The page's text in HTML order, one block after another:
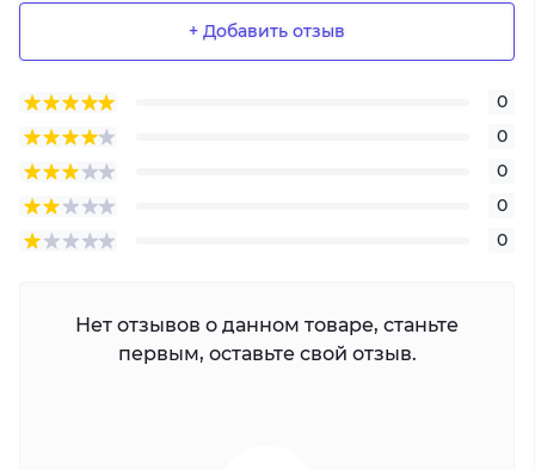
+ Добавить отзыв
0
0
0
0
0
Нет отзывов о данном товаре, станьте
первым, оставьте свой отзыв.